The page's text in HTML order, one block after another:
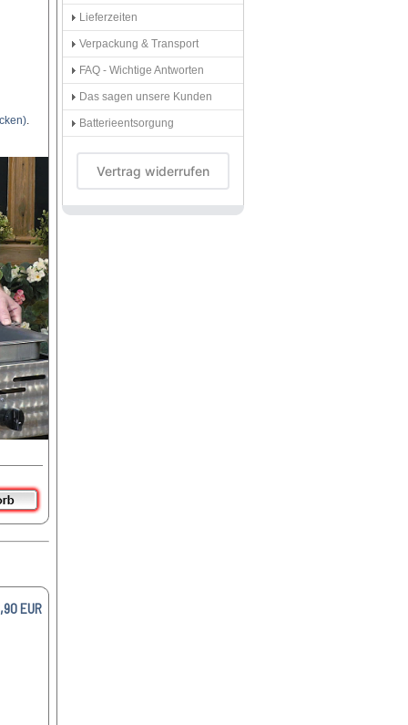
.
EUR
Lieferzeiten
Verpackung & Transport
FAQ - Wichtige Antworten
Das sagen unsere Kunden
Batterieentsorgung
Vertrag widerrufen